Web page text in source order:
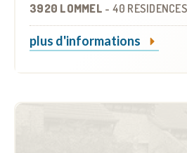
3920 LOMMEL - 40
plus d'informations